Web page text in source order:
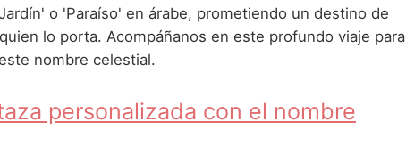
o 'Paraíso' en árabe, prometiendo un destino de
lo porta. Acompáñanos en este profundo viaje para
nombre celestial.
personalizada con el nombre